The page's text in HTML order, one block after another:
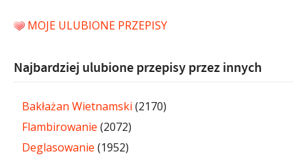
MOJE ULUBIONE PRZEPISY
Najbardziej ulubione przepisy przez innych
Bakłażan Wietnamski (2170)
Flambirowanie (2072)
Deglasowanie (1952)